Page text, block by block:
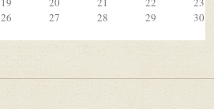
26 27 28 29
30